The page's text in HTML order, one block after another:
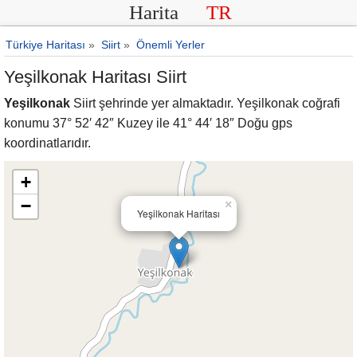
Harita TR
Türkiye Haritası » Siirt » Önemli Yerler
Yeşilkonak Haritası Siirt
Yeşilkonak Siirt şehrinde yer almaktadır. Yeşilkonak coğrafi
konumu 37° 52′ 42″ Kuzey ile 41° 44′ 18″ Doğu gps
koordinatlarıdır.
Yeşilkonak Haritası
×
+
−